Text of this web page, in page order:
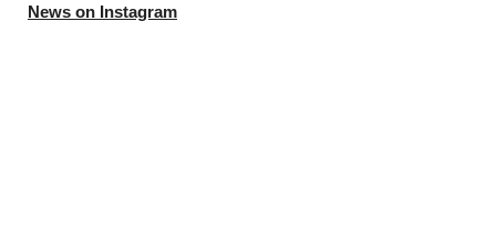
News on Instagram